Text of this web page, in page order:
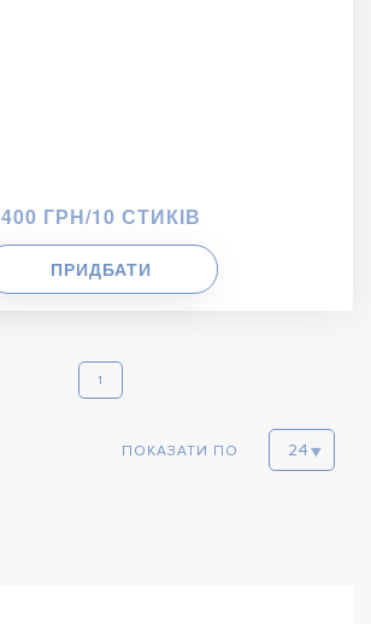
400 ГРН/10 СТИКІВ
ПРИДБАТИ
1
ПОКАЗАТИ ПО